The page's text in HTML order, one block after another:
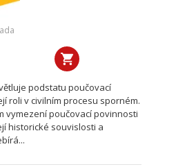
podstatu poučovací
roli v civilním procesu sporném.
vymezení poučovací povinnosti
historické souvislosti a